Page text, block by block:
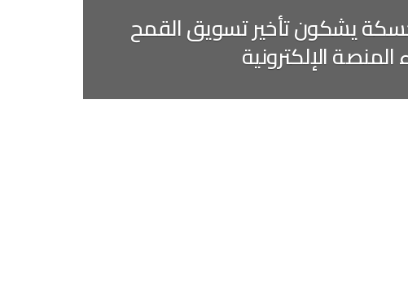
يشكون تأخير تسويق القمح
المنصة الإلكترونية